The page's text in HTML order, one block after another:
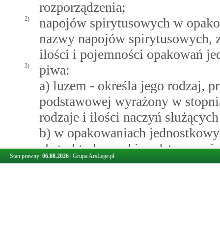
rozporządzenia;
2)
napojów spirytusowych w
nazwy napojów spirytusowych,
ilości i pojemności opakowań
3)
piwa:
a) luzem - określa jego rodzaj,
podstawowej wyrażony w
rodzaje i ilości naczyń
b) w opakowaniach
ekstraktu brzeczki
pojemności opakowań
Stan prawny: 06.08.2026 Grupa ArsLege.pl